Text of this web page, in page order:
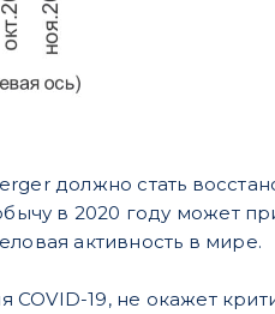
должно стать
в 2020 году может
активность в мире.
19, не окажет